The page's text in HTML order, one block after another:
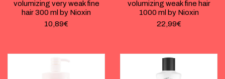
volumizing very weak fine
hair 300 ml by Nioxin
10,89€
volumizing weak fine hair
1000 ml by Nioxin
22,99€